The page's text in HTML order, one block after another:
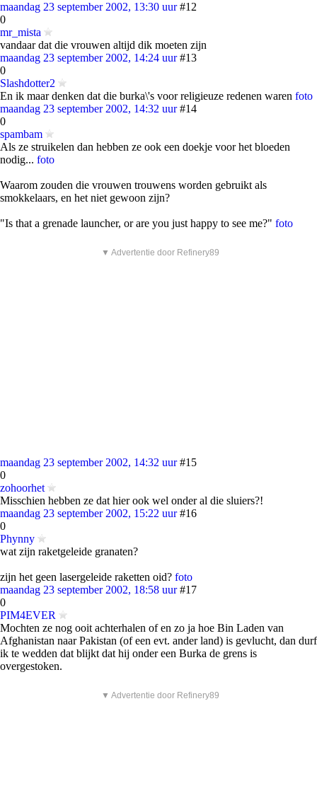
maandag 23 september 2002, 13:30 uur #12
0
mr_mista
vandaar dat die vrouwen altijd dik moeten zijn
maandag 23 september 2002, 14:24 uur #13
0
Slashdotter2
En ik maar denken dat die burka\'s voor religieuze redenen waren foto
maandag 23 september 2002, 14:32 uur #14
0
spambam
Als ze struikelen dan hebben ze ook een doekje voor het bloeden
nodig... foto
Waarom zouden die vrouwen trouwens worden gebruikt als
smokkelaars, en het niet gewoon zijn?
"Is that a grenade launcher, or are you just happy to see me?" foto
▼ Advertentie door Refinery89
maandag 23 september 2002, 14:32 uur #15
0
zohoorhet
Misschien hebben ze dat hier ook wel onder al die sluiers?!
maandag 23 september 2002, 15:22 uur #16
0
Phynny
wat zijn raketgeleide granaten?
zijn het geen lasergeleide raketten oid? foto
maandag 23 september 2002, 18:58 uur #17
0
PIM4EVER
Mochten ze nog ooit achterhalen of en zo ja hoe Bin Laden van
Afghanistan naar Pakistan (of een evt. ander land) is gevlucht, dan durf
ik te wedden dat blijkt dat hij onder een Burka de grens is
overgestoken.
▼ Advertentie door Refinery89